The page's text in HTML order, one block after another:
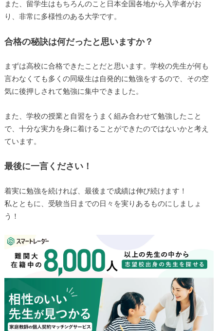
また、留学生はもちろんのこと日本全国各地から入学者がお
り、非常に多様性のある大学です。
合格の秘訣は何だったと思いますか？
まずは高校に合格できたことだと思います。学校の先生が何も
言わなくても多くの同級生は自発的に勉強をするので、その空
気に後押しされて勉強に集中できました。
また、学校の授業と自習をうまく組み合わせて勉強したこと
で、十分な実力を身に着けることができたのではないかと考え
ています。
最後に一言ください！
着実に勉強を続ければ、最後まで成績は伸び続けます！
私とともに、受験当日までの日々を実りあるものにしましょ
う！